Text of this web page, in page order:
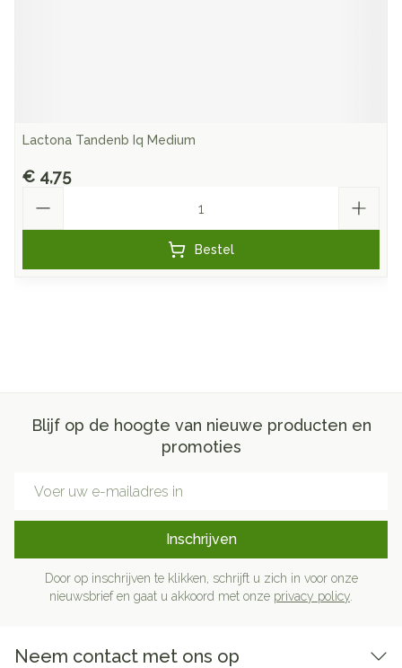
Lactona Tandenb Iq Medium
€ 4,75
Bestel
Blijf op de hoogte van nieuwe producten en
promoties
Inschrijven
Door op inschrijven te klikken, schrijft u zich in voor onze
nieuwsbrief en gaat u akkoord met onze privacy policy
Neem contact met ons op